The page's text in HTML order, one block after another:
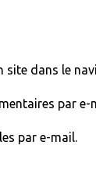
dans le
par e-
par e-mail.